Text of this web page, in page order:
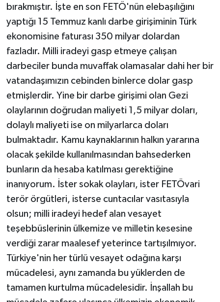
bırakmıştır. İşte en son FETÖ'nün elebaşılığını
yaptığı 15 Temmuz kanlı darbe girişiminin Türk
ekonomisine faturası 350 milyar dolardan
fazladır. Milli iradeyi gasp etmeye çalışan
darbeciler bunda muvaffak olamasalar dahi her bir
vatandaşımızın cebinden binlerce dolar gasp
etmişlerdir. Yine bir darbe girişimi olan Gezi
olaylarının doğrudan maliyeti 1,5 milyar doları,
dolaylı maliyeti ise on milyarlarca doları
bulmaktadır. Kamu kaynaklarının halkın yararına
olacak şekilde kullanılmasından bahsederken
bunların da hesaba katılması gerektiğine
inanıyorum. İster sokak olayları, ister FETÖvari
terör örgütleri, isterse cuntacılar vasıtasıyla
olsun; milli iradeyi hedef alan vesayet
teşebbüslerinin ülkemize ve milletin kesesine
verdiği zarar maalesef yeterince tartışılmıyor.
Türkiye'nin her türlü vesayet odağına karşı
mücadelesi, aynı zamanda bu yüklerden de
tamamen kurtulma mücadelesidir. İnşallah bu